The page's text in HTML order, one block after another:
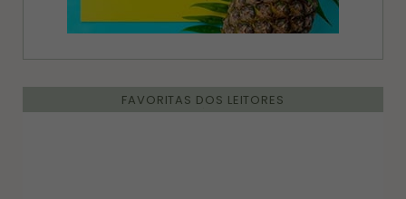
FAVORITAS DOS LEITORES